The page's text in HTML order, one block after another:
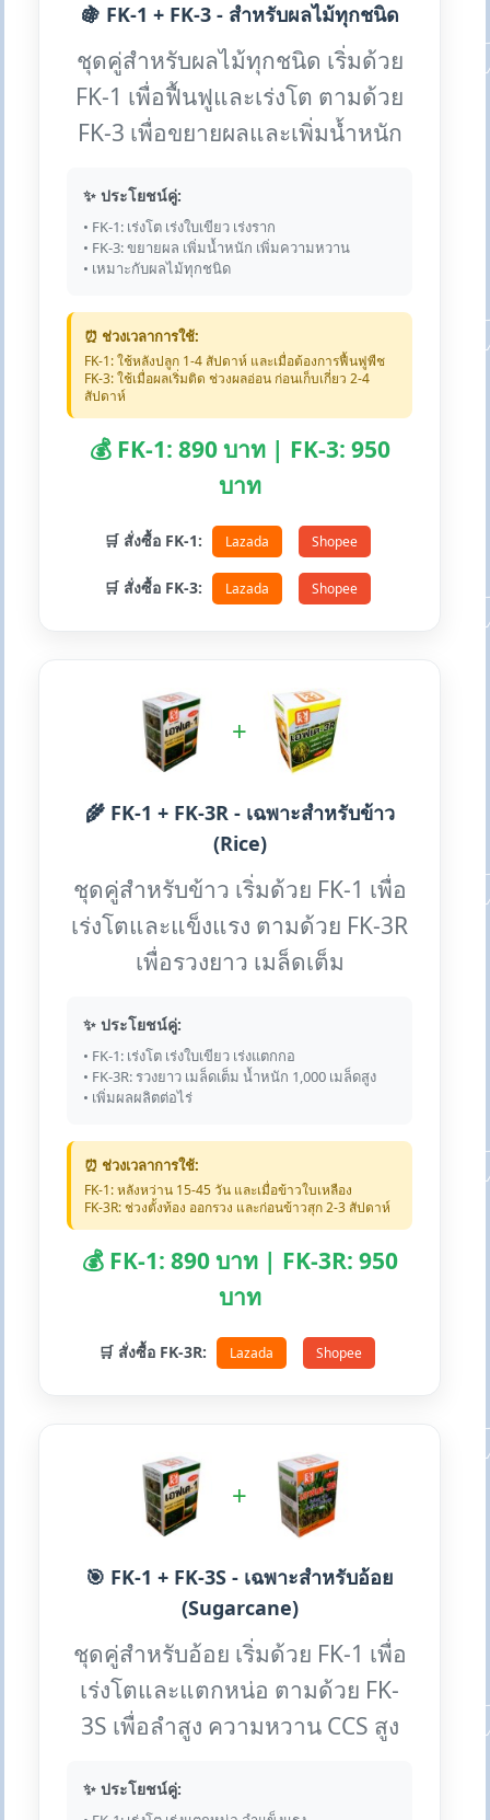
🍇 FK-1 + FK-3 - สำหรับผลไม้ทุกชนิด
ชุดคู่สำหรับผลไม้ทุกชนิด เริ่มด้วย
FK-1 เพื่อฟื้นฟูและเร่งโต ตามด้วย
FK-3 เพื่อขยายผลและเพิ่มน้ำหนัก
✨ ประโยชน์คู่:
• FK-1: เร่งโต เร่งใบเขียว เร่งราก
• FK-3: ขยายผล เพิ่มน้ำหนัก เพิ่มความหวาน
• เหมาะกับผลไม้ทุกชนิด
⏰ ช่วงเวลาการใช้:
FK-1: ใช้หลังปลูก 1-4 สัปดาห์ และเมื่อต้องการฟื้นฟูพืช
FK-3: ใช้เมื่อผลเริ่มติด ช่วงผลอ่อน ก่อนเก็บเกี่ยว 2-4
สัปดาห์
💰 FK-1: 890 บาท | FK-3: 950
บาท
🛒 สั่งซื้อ FK-1: Lazada Shopee
🛒 สั่งซื้อ FK-3: Lazada Shopee
+
🌾 FK-1 + FK-3R - เฉพาะสำหรับข้าว
(Rice)
ชุดคู่สำหรับข้าว เริ่มด้วย FK-1 เพื่อ
เร่งโตและแข็งแรง ตามด้วย FK-3R
เพื่อรวงยาว เมล็ดเต็ม
✨ ประโยชน์คู่:
• FK-1: เร่งโต เร่งใบเขียว เร่งแตกกอ
• FK-3R: รวงยาว เมล็ดเต็ม น้ำหนัก 1,000 เมล็ดสูง
• เพิ่มผลผลิตต่อไร่
⏰ ช่วงเวลาการใช้:
FK-1: หลังหว่าน 15-45 วัน และเมื่อข้าวใบเหลือง
FK-3R: ช่วงตั้งท้อง ออกรวง และก่อนข้าวสุก 2-3 สัปดาห์
💰 FK-1: 890 บาท | FK-3R: 950
บาท
🛒 สั่งซื้อ FK-3R: Lazada Shopee
+
🎯 FK-1 + FK-3S - เฉพาะสำหรับอ้อย
(Sugarcane)
ชุดคู่สำหรับอ้อย เริ่มด้วย FK-1 เพื่อ
เร่งโตและแตกหน่อ ตามด้วย FK-
3S เพื่อลำสูง ความหวาน CCS สูง
✨ ประโยชน์คู่: